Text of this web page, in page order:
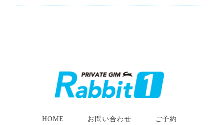
HOME お問い合わせ ご予約